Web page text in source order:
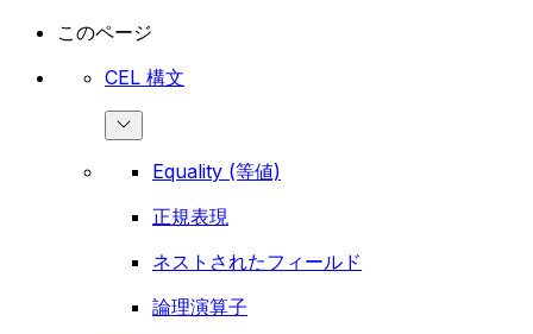
このページ
CEL 構文
Equality (等値)
正規表現
ネストされたフィールド
論理演算子